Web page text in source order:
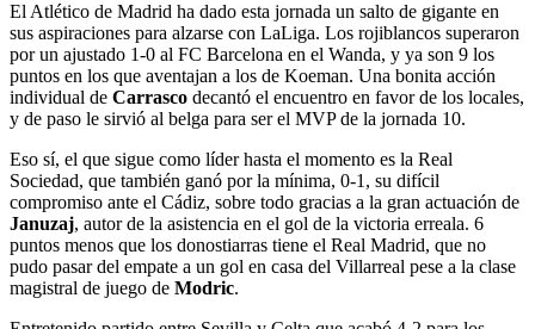
El Atlético de Madrid ha dado esta jornada un salto de gigante en
sus aspiraciones para alzarse con LaLiga. Los rojiblancos superaron
por un ajustado 1-0 al FC Barcelona en el Wanda, y ya son 9 los
puntos en los que aventajan a los de Koeman. Una bonita acción
individual de Carrasco decantó el encuentro en favor de los locales,
y de paso le sirvió al belga para ser el MVP de la jornada 10.
Eso sí, el que sigue como líder hasta el momento es la Real
Sociedad, que también ganó por la mínima, 0-1, su difícil
compromiso ante el Cádiz, sobre todo gracias a la gran actuación de
Januzaj, autor de la asistencia en el gol de la victoria erreala. 6
puntos menos que los donostiarras tiene el Real Madrid, que no
pudo pasar del empate a un gol en casa del Villarreal pese a la clase
magistral de juego de Modric.